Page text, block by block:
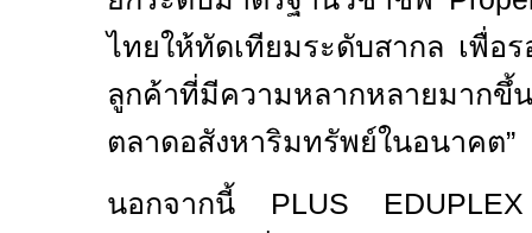
ไทยให้ทัดเทียมระดับสากล เพื่อ
ลูกค้าที่มีความหลากหลายมากขึ้
ตลาดอสังหาริมทรัพย์ในอนาคต”
นอกจากนี้ PLUS